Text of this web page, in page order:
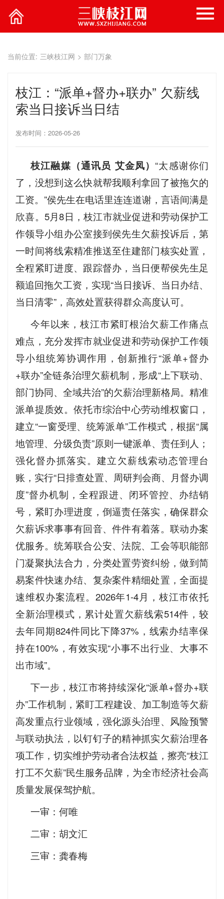
当前位置: 三峡枝江网 > 部门万象
枝江：“派单+督办+联办” 欠薪线
索当日接诉当日结
发布时间：2026-05-26
枝江融媒（通讯员 艾金凤） “太感谢你们
了，没想到这么快就帮我顺利拿回了被拖欠的
工资。”侯先生在电话里连连道谢，言语间满是
欣喜。5月8日，枝江市就业促进和劳动保护工
作领导小组办公室接到侯先生欠薪投诉后，第
一时间将线索精准推送至住建部门核实处置，
全程紧盯进度、跟踪督办，当日便帮侯先生足
额追回拖欠工资，实现“当日接诉、当日办结、
当日清零”，高效处置获得群众高度认可。
今年以来，枝江市紧盯根治欠薪工作痛点
难点，充分发挥市就业促进和劳动保护工作领
导小组统筹协调作用，创新推行“派单+督办
+联办”全链条治理欠薪机制，形成“上下联动、
部门协同、全域共治”的欠薪治理新格局。精准
派单提质效。依托市综治中心劳动维权窗口，
建立“一窗受理、统筹派单”工作模式，根据“属
地管理、分级负责”原则一键派单、责任到人；
强化督办抓落实。建立欠薪线索动态管理台
账，实行“日排查处置、周研判会商、月督办调
度”督办机制，全程跟进、闭环管控、办结销
号，紧盯办理进度，倒逼责任落实，确保群众
欠薪诉求事事有回音、件件有着落。联动办案
优服务。统筹联合公安、法院、工会等职能部
门凝聚执法合力，分类处置劳资纠纷，做到简
易案件快速办结、复杂案件精细处置，全面提
速维权办案流程。2026年1-4月，枝江市依托
全新治理模式，累计处置欠薪线索514件，较
去年同期824件同比下降37%，线索办结率保
持在100%，有效实现“小事不出行业、大事不
出市域”。
下一步，枝江市将持续深化“派单+督办+联
办”工作机制，紧盯工程建设、加工制造等欠薪
高发重点行业领域，强化源头治理、风险预警
与联动执法，以钉钉子的精神抓实欠薪治理各
项工作，切实维护劳动者合法权益，擦亮“枝江
打工不欠薪”民生服务品牌，为全市经济社会高
质量发展保驾护航。
一审：何唯
二审：胡文汇
三审：龚春梅